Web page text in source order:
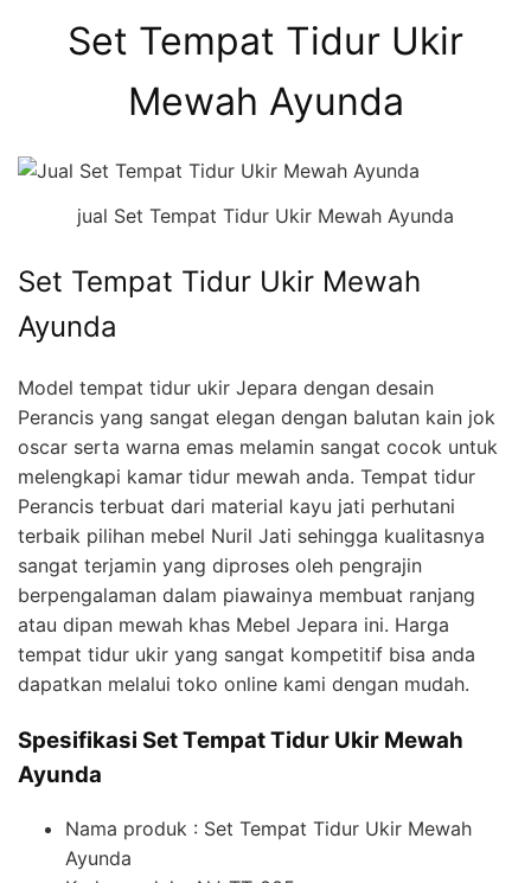
Set Tempat Tidur Ukir
Mewah Ayunda
jual Set Tempat Tidur Ukir Mewah Ayunda
Set Tempat Tidur Ukir Mewah
Ayunda
Model tempat tidur ukir Jepara dengan desain
Perancis yang sangat elegan dengan balutan kain jok
oscar serta warna emas melamin sangat cocok untuk
melengkapi kamar tidur mewah anda. Tempat tidur
Perancis terbuat dari material kayu jati perhutani
terbaik pilihan mebel Nuril Jati sehingga kualitasnya
sangat terjamin yang diproses oleh pengrajin
berpengalaman dalam piawainya membuat ranjang
atau dipan mewah khas Mebel Jepara ini. Harga
tempat tidur ukir yang sangat kompetitif bisa anda
dapatkan melalui toko online kami dengan mudah.
Spesifikasi Set Tempat Tidur Ukir Mewah
Ayunda
Nama produk : Set Tempat Tidur Ukir Mewah
Ayunda